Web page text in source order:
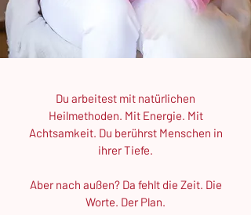
Du arbeitest mit natürlichen
Heilmethoden. Mit Energie. Mit
Achtsamkeit. Du berührst Menschen in
ihrer Tiefe.
Aber nach außen? Da fehlt die Zeit. Die
Worte. Der Plan.